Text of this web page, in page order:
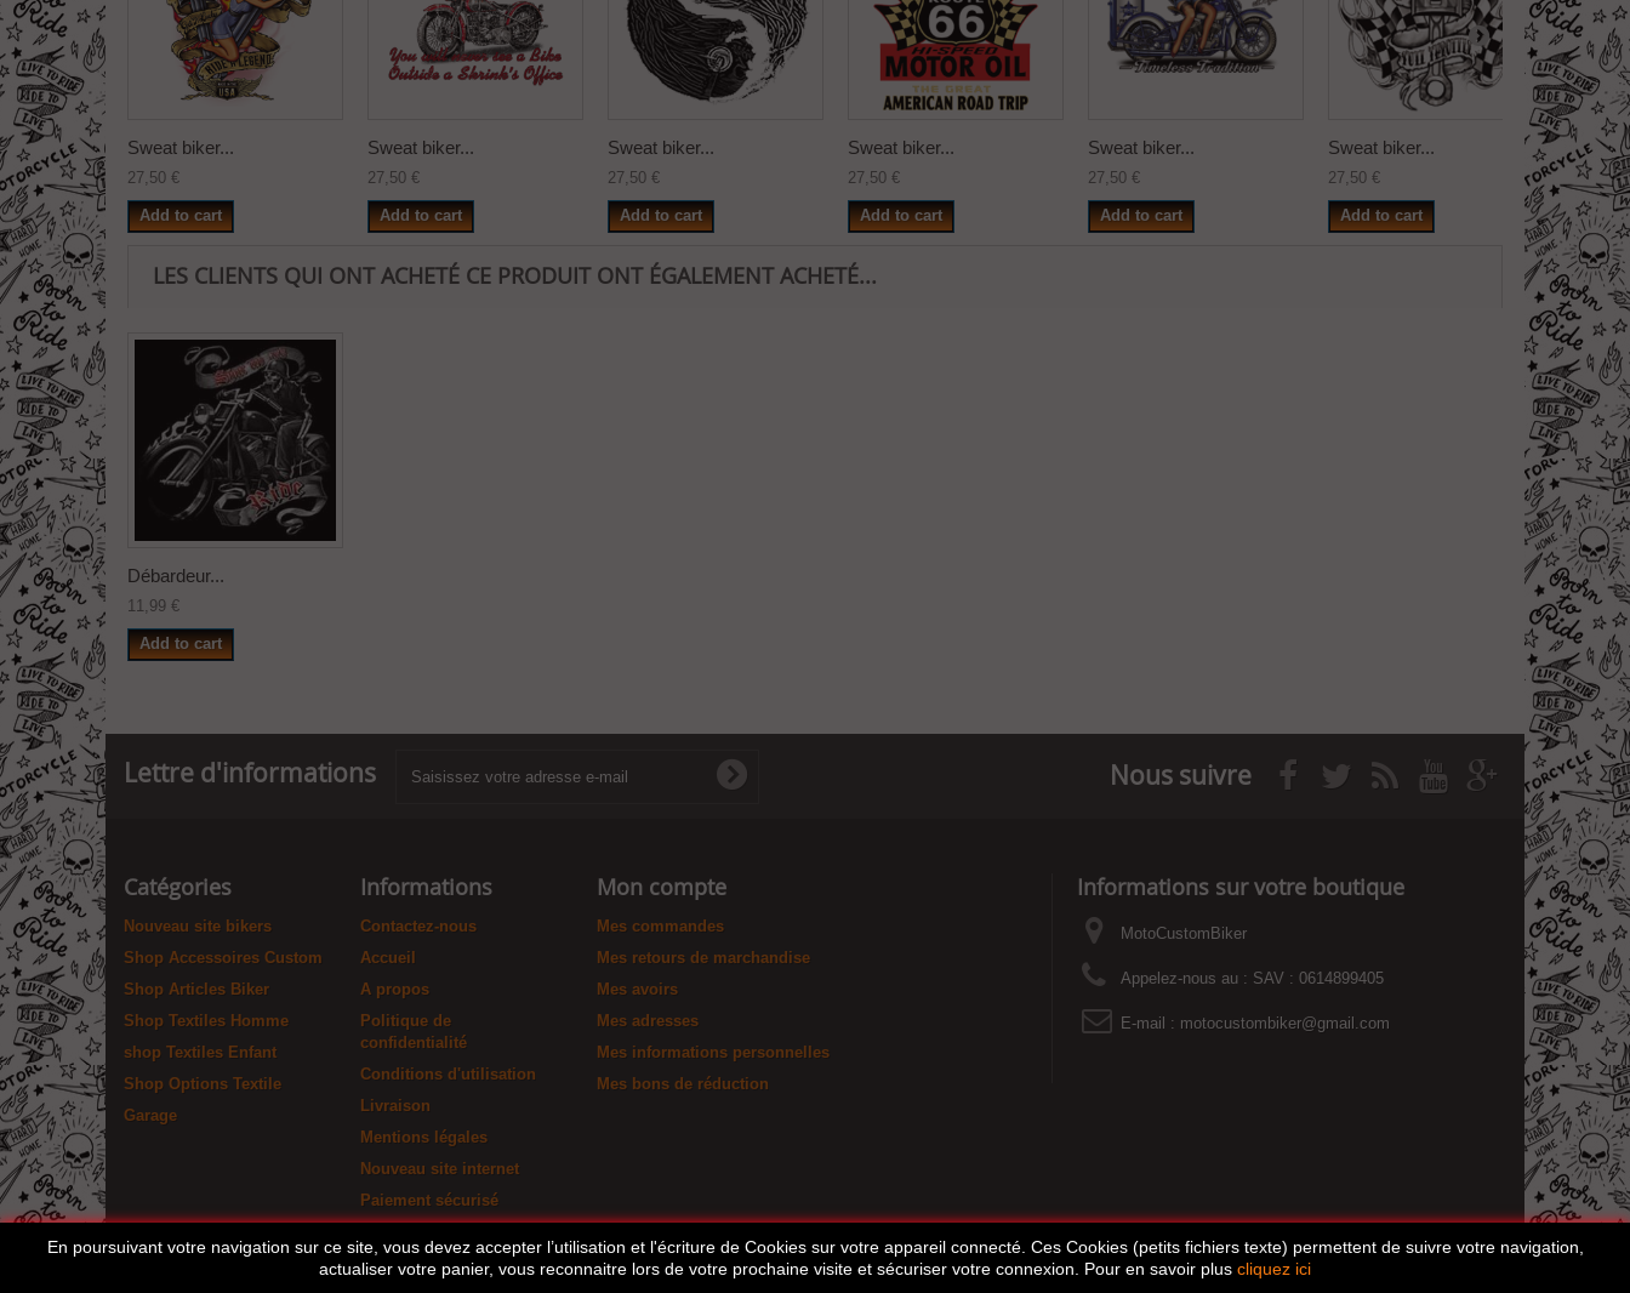
Sweat biker...
27,50 €
Add to cart
Sweat biker...
27,50 €
Add to cart
Sweat biker...
27,50 €
Add to cart
Sweat biker...
27,50 €
Add to cart
Sweat biker...
27,50 €
Add to cart
Sweat biker...
27,50 €
Add to cart
Sweat
27,50 €
Add
LES CLIENTS QUI ONT ACHETÉ CE PRODUIT ONT ÉGALEMENT ACHETÉ...
Débardeur...
11,99 €
Add to cart
Lettre d'informations Nous suivre
Catégories
Nouveau site bikers
Shop Accessoires Custom
Shop Articles Biker
Shop Textiles Homme
shop Textiles Enfant
Shop Options Textile
Garage
Informations
Contactez-nous
Accueil
A propos
Politique de
confidentialité
Conditions d'utilisation
Livraison
Mentions légales
Nouveau site internet
Paiement sécurisé
Mon compte
Mes commandes
Mes retours de marchandise
Mes avoirs
Mes adresses
Mes informations personnelles
Mes bons de réduction
Informations sur votre boutique
MotoCustomBiker
Appelez-nous au : SAV : 0614899405
E-mail : motocustombiker@gmail.com
En poursuivant votre navigation sur ce site, vous devez accepter l’utilisation et l'écriture de Cookies sur votre appareil connecté. Ces Cookies (petits fichiers texte) permettent de suivre votre navigation,
actualiser votre panier, vous reconnaitre lors de votre prochaine visite et sécuriser votre connexion. Pour en savoir plus cliquez ici